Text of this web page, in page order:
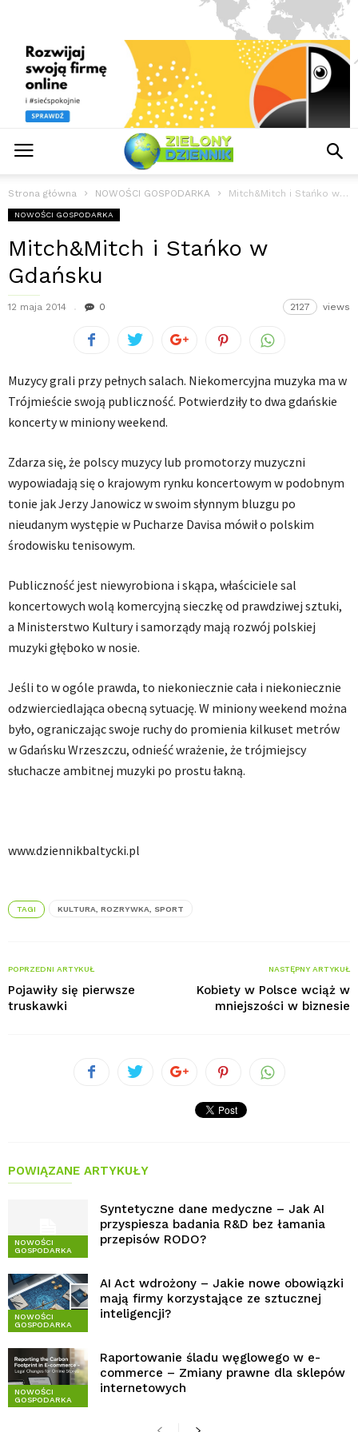
Strona główna NOWOŚCI GOSPODARKA Mitch&Mitch i Stańko w Gdańsku
NOWOŚCI GOSPODARKA
Mitch&Mitch i Stańko w
Gdańsku
12 maja 2014 0 2127 views
Muzycy grali przy pełnych salach. Niekomercyjna muzyka ma w
Trójmieście swoją publiczność. Potwierdziły to dwa gdańskie
koncerty w miniony weekend.
Zdarza się, że polscy muzycy lub promotorzy muzyczni
wypowiadają się o krajowym rynku koncertowym w podobnym
tonie jak Jerzy Janowicz w swoim słynnym bluzgu po
nieudanym występie w Pucharze Davisa mówił o polskim
środowisku tenisowym.
Publiczność jest niewyrobiona i skąpa, właściciele sal
koncertowych wolą komercyjną sieczkę od prawdziwej sztuki,
a Ministerstwo Kultury i samorządy mają rozwój polskiej
muzyki głęboko w nosie.
Jeśli to w ogóle prawda, to niekoniecznie cała i niekoniecznie
odzwierciedlająca obecną sytuację. W miniony weekend można
było, ograniczając swoje ruchy do promienia kilkuset metrów
w Gdańsku Wrzeszczu, odnieść wrażenie, że trójmiejscy
słuchacze ambitnej muzyki po prostu łakną.
www.dziennikbaltycki.pl
TAGI KULTURA, ROZRYWKA, SPORT
POPRZEDNI ARTYKUŁ
Pojawiły się pierwsze
truskawki
NASTĘPNY ARTYKUŁ
Kobiety w Polsce wciąż w
mniejszości w biznesie
POWIĄZANE ARTYKUŁY
NOWOŚCI
GOSPODARKA
Syntetyczne dane medyczne – Jak AI
przyspiesza badania R&D bez łamania
przepisów RODO?
NOWOŚCI
GOSPODARKA
AI Act wdrożony – Jakie nowe obowiązki
mają firmy korzystające ze sztucznej
inteligencji?
NOWOŚCI
GOSPODARKA
Raportowanie śladu węglowego w e-
commerce – Zmiany prawne dla sklepów
internetowych